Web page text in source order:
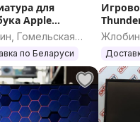
для
Apple
Air 13''
Гомельская
по Беларуси
D